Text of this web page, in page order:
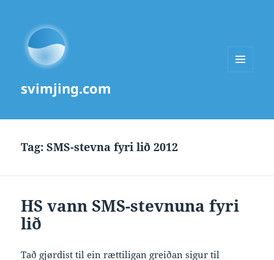
svimjing.com
Tag:SMS-stevna fyri lið 2012
HS vann SMS-stevnuna fyri
lið
Tað gjørdist til ein rættiligan greiðan sigur til